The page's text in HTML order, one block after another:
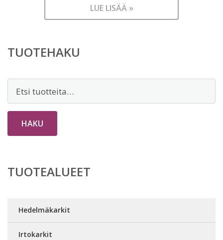
LUE LISÄÄ »
TUOTEHAKU
HAKU
TUOTEALUEET
Hedelmäkarkit
Irtokarkit